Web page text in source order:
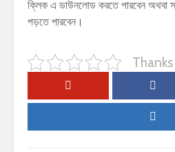
ক্লিক এ ডাউনলোড করতে পারবেন অথবা
পড়তে পারবেন।